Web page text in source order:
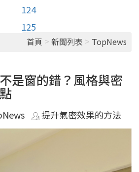
124
125
首頁 > 新聞列表 > TopNews
是窗的錯？風格與密
提升氣密效果的方法